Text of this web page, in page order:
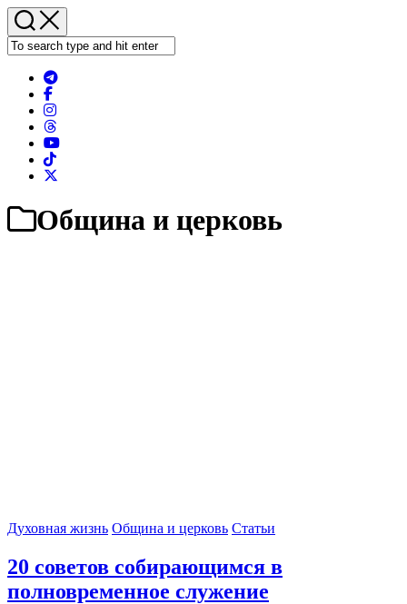
Община и церковь
Духовная жизнь Община и церковь Статьи
20 советов собирающимся в
полновременное служение